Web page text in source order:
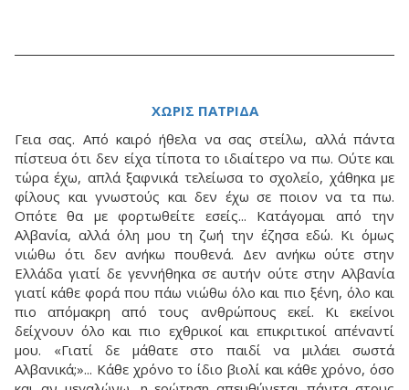
ΧΩΡΙΣ ΠΑΤΡΙΔΑ
Γεια σας. Από καιρό ήθελα να σας στείλω, αλλά πάντα
πίστευα ότι δεν είχα τίποτα το ιδιαίτερο να πω. Ούτε και
τώρα έχω, απλά ξαφνικά τελείωσα το σχολείο, χάθηκα με
φίλους και γνωστούς και δεν έχω σε ποιον να τα πω.
Οπότε θα με φορτωθείτε εσείς... Κατάγομαι από την
Αλβανία, αλλά όλη μου τη ζωή την έζησα εδώ. Κι όμως
νιώθω ότι δεν ανήκω πουθενά. Δεν ανήκω ούτε στην
Ελλάδα γιατί δε γεννήθηκα σε αυτήν ούτε στην Αλβανία
γιατί κάθε φορά που πάω νιώθω όλο και πιο ξένη, όλο και
πιο απόμακρη από τους ανθρώπους εκεί. Κι εκείνοι
δείχνουν όλο και πιο εχθρικοί και επικριτικοί απέναντί
μου. «Γιατί δε μάθατε στο παιδί να μιλάει σωστά
Αλβανικά;»... Κάθε χρόνο το ίδιο βιολί και κάθε χρόνο, όσο